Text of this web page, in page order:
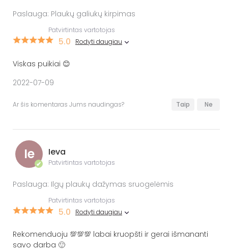
Paslauga: Plaukų galiukų kirpimas
Patvirtintas vartotojas
5.0 Rodyti daugiau
Viskas puikiai 😊
2022-07-09
Ar šis komentaras Jums naudingas? Taip Ne
Ie
✔
Ieva
Patvirtintas vartotojas
Paslauga: Ilgų plaukų dažymas sruogelėmis
Patvirtintas vartotojas
5.0 Rodyti daugiau
Rekomenduoju 💯💯💯 labai kruopšti ir gerai išmananti
savo darba 🙂